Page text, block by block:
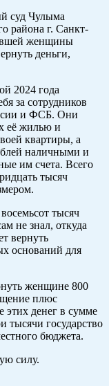
суд Чулыма
района г. Санкт-
женщины
деньги,
2024 года
за сотрудников
и ФСБ. Они
её жилью и
квартиры, а
наличными и
им счета. Всего
тысяч
тысяч
не знал, откуда
вернуть
оснований для
женщине 800
плюс
этих денег в сумме
тысячи государство
бюджета.
силу.